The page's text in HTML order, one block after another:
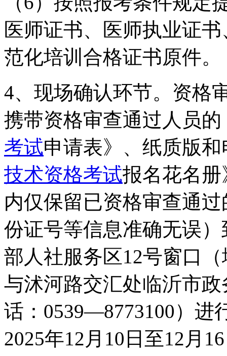
医师证书、医师执业证
范化培训合格证书原件。
4、现场确认环节。资格
携带资格审查通过人员的
考试申请表》、纸质版
技术资格考试报名花名
内仅保留已资格审查通
份证号等信息准确无误
部人社服务区12号窗口
与沭河路交汇处临沂市
话：0539—8773100）进
2025年12月10日至12月